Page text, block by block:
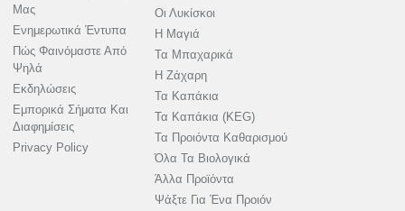
Μας
Ενημερωτικά Έντυπα
Πώς Φαινόμαστε Από
Ψηλά
Εκδηλώσεις
Εμπορικά Σήματα Και
Διαφημίσεις
Privacy Policy
Οι Λυκίσκοι
Η Μαγιά
Τα Μπαχαρικά
Η Ζάχαρη
Τα Καπάκια
Τα Καπάκια (KEG)
Τα Προιόντα Καθαρισμού
Όλα Τα Βιολογικά
Άλλα Προϊόντα
Ψάξτε Για Ένα Προιόν